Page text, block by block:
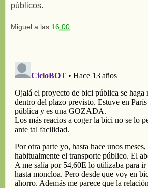
públicos.
Miguel a las 16:00